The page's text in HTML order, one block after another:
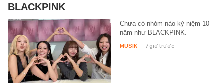
BLACKPINK
Chưa có nhóm nào kỷ niệm 10
năm như BLACKPINK.
MUSIK - 7 giờ trước